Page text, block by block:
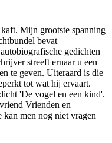
Mijn grootste spanning
bevat
gedichten
streeft ernaar u een
te geven. Uiteraard is die
tot wat hij ervaart.
'De vogel en een kind'.
Vrienden en
kan men nog niet vragen